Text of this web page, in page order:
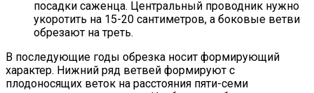
посадки саженца. Центральный проводник нужно
укоротить на 15-20 сантиметров, а боковые ветви
обрезают на треть.
В последующие годы обрезка носит формирующий
характер. Нижний ряд ветвей формируют с
плодоносящих веток на расстояния пяти-семи